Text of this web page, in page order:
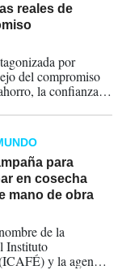
reales de
por
del compromiso
la confianza y
para
en cosecha
mano de obra
de la
Instituto
y la agencia